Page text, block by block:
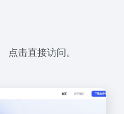
点击直接访问。